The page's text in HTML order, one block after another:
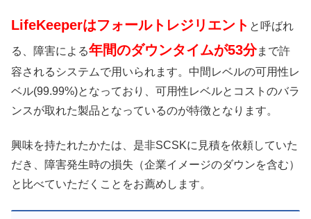
LifeKeeperはフォールトレジリエント と呼ばれ
る、障害による年間のダウンタイムが53分まで許
容されるシステムで用いられます。中間レベルの可用性レ
ベル(99.99%)となっており、可用性レベルとコストのバラ
ンスが取れた製品となっているのが特徴となります。
興味を持たれたかたは、是非SCSKに見積を依頼していた
だき、障害発生時の損失（企業イメージのダウンを含む）
と比べていただくことをお薦めします。